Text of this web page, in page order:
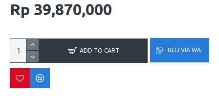
Rp 39,870,000
ADD TO CART BELI VIA WA